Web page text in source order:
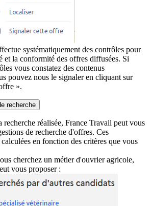
systématiquement des contrôles pour
et la conformité des offres diffusées. Si
vous constatez des contenus
pouvez nous le signaler en cliquant sur
».
recherche
réalisée, France Travail peut vous
de recherche d'offres. Ces
en fonction des critères que vous
cherchez un métier d'ouvrier agricole,
vous proposer :